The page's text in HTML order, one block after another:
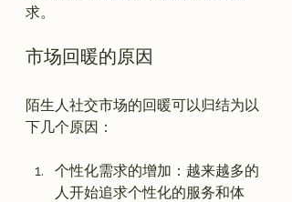
市场回暖的原因
陌生人社交市场的回暖可以归结为以
个性化需求的增加：越来越多的
人开始追求个性化的服务和体